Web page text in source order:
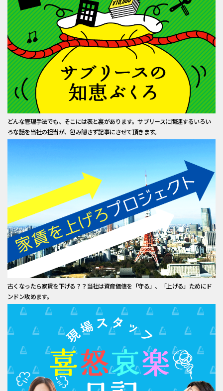
どんな管理手法でも、そこには表と裏があります。サブリースに関連するいろい
ろな話を当社の担当が、包み隠さず記事にさせて頂きます。
古くなったら家賃を下げる？？当社は資産価値を「守る」、「上げる」ためにド
ンドン攻めます。